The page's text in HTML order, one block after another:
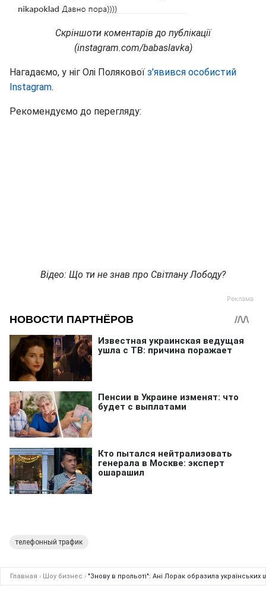
Скріншоти коментарів до публікації
(instagram.com/babaslavka)
Нагадаємо, у ніг Олі Полякової з'явився особистий
Instagram.
Рекомендуємо до перегляду:
Відео: Що ти не знав про Світлану Лободу?
телефонный трафик
Главная › Шоу бизнес › "Знову в прольоті": Ані Лорак образила українських